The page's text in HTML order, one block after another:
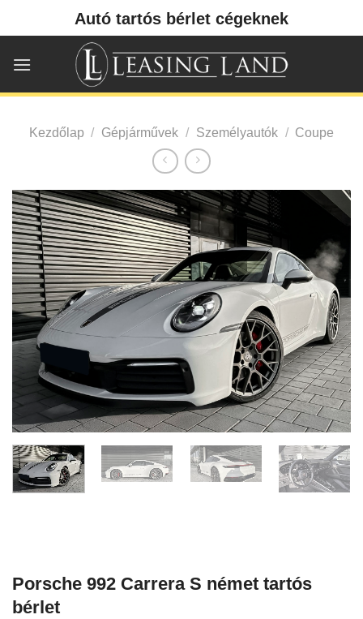
Autó tartós bérlet cégeknek
Kezdőlap / Gépjárművek / Személyautók / Coupe
Porsche 992 Carrera S német tartós
bérlet